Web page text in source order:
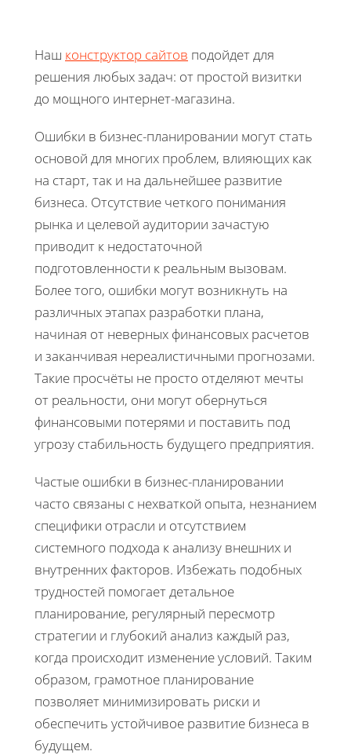
Наш конструктор сайтов подойдет для
решения любых задач: от простой визитки
до мощного интернет-магазина.
Ошибки в бизнес-планировании могут стать
основой для многих проблем, влияющих как
на старт, так и на дальнейшее развитие
бизнеса. Отсутствие четкого понимания
рынка и целевой аудитории зачастую
приводит к недостаточной
подготовленности к реальным вызовам.
Более того, ошибки могут возникнуть на
различных этапах разработки плана,
начиная от неверных финансовых расчетов
и заканчивая нереалистичными прогнозами.
Такие просчёты не просто отделяют мечты
от реальности, они могут обернуться
финансовыми потерями и поставить под
угрозу стабильность будущего предприятия.
Частые ошибки в бизнес-планировании
часто связаны с нехваткой опыта, незнанием
специфики отрасли и отсутствием
системного подхода к анализу внешних и
внутренних факторов. Избежать подобных
трудностей помогает детальное
планирование, регулярный пересмотр
стратегии и глубокий анализ каждый раз,
когда происходит изменение условий. Таким
образом, грамотное планирование
позволяет минимизировать риски и
обеспечить устойчивое развитие бизнеса в
будущем.